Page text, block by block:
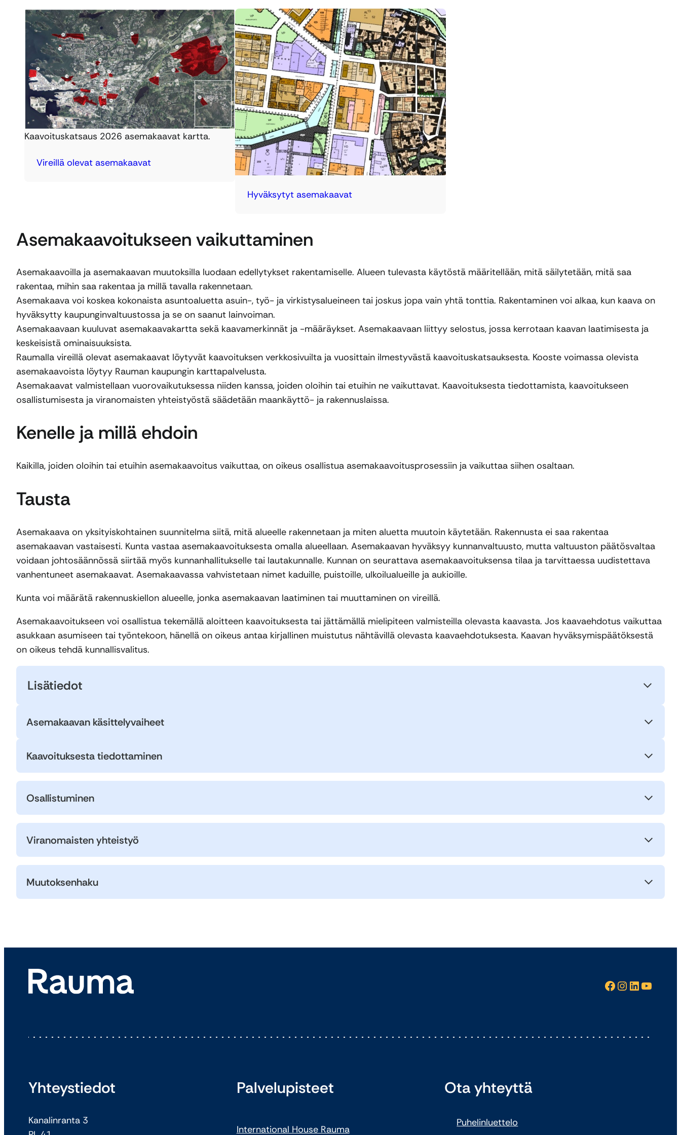
Kaavoituskatsaus 2026 asemakaavat kartta.
Vireillä olevat asemakaavat
Hyväksytyt asemakaavat
Asemakaavoitukseen vaikuttaminen
Asemakaavoilla ja asemakaavan muutoksilla luodaan edellytykset rakentamiselle. Alueen tulevasta käytöstä määritellään, mitä säilytetään, mitä saa
rakentaa, mihin saa rakentaa ja millä tavalla rakennetaan.
Asemakaava voi koskea kokonaista asuntoaluetta asuin-, työ- ja virkistysalueineen tai joskus jopa vain yhtä tonttia. Rakentaminen voi alkaa, kun kaava on
hyväksytty kaupunginvaltuustossa ja se on saanut lainvoiman.
Asemakaavaan kuuluvat asemakaavakartta sekä kaavamerkinnät ja -määräykset. Asemakaavaan liittyy selostus, jossa kerrotaan kaavan laatimisesta ja
keskeisistä ominaisuuksista.
Raumalla vireillä olevat asemakaavat löytyvät kaavoituksen verkkosivuilta ja vuosittain ilmestyvästä kaavoituskatsauksesta. Kooste voimassa olevista
asemakaavoista löytyy Rauman kaupungin karttapalvelusta.
Asemakaavat valmistellaan vuorovaikutuksessa niiden kanssa, joiden oloihin tai etuihin ne vaikuttavat. Kaavoituksesta tiedottamista, kaavoitukseen
osallistumisesta ja viranomaisten yhteistyöstä säädetään maankäyttö- ja rakennuslaissa.
Kenelle ja millä ehdoin
Kaikilla, joiden oloihin tai etuihin asemakaavoitus vaikuttaa, on oikeus osallistua asemakaavoitusprosessiin ja vaikuttaa siihen osaltaan.
Tausta
Asemakaava on yksityiskohtainen suunnitelma siitä, mitä alueelle rakennetaan ja miten aluetta muutoin käytetään. Rakennusta ei saa rakentaa
asemakaavan vastaisesti. Kunta vastaa asemakaavoituksesta omalla alueellaan. Asemakaavan hyväksyy kunnanvaltuusto, mutta valtuuston päätösvaltaa
voidaan johtosäännössä siirtää myös kunnanhallitukselle tai lautakunnalle. Kunnan on seurattava asemakaavoituksensa tilaa ja tarvittaessa uudistettava
vanhentuneet asemakaavat. Asemakaavassa vahvistetaan nimet kaduille, puistoille, ulkoilualueille ja aukioille.
Kunta voi määrätä rakennuskiellon alueelle, jonka asemakaavan laatiminen tai muuttaminen on vireillä.
Asemakaavoitukseen voi osallistua tekemällä aloitteen kaavoituksesta tai jättämällä mielipiteen valmisteilla olevasta kaavasta. Jos kaavaehdotus vaikuttaa
asukkaan asumiseen tai työntekoon, hänellä on oikeus antaa kirjallinen muistutus nähtävillä olevasta kaavaehdotuksesta. Kaavan hyväksymispäätöksestä
on oikeus tehdä kunnallisvalitus.
Lisätiedot
Asemakaavan käsittelyvaiheet
Kaavoituksesta tiedottaminen
Osallistuminen
Viranomaisten yhteistyö
Muutoksenhaku
Facebook InstagramLinkedIn YouTube
Yhteystiedot
Kanalinranta 3
Palvelupisteet
International House Rauma
Ota yhteyttä
Puhelinluettelo